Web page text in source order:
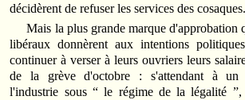
décidèrent de refuser les services des cosaques.
Mais la plus grande marque d'approbation
libéraux donnèrent aux intentions
continuer à verser à leurs ouvriers leurs
de la grève d'octobre : s'attendant à un
l'industrie sous “ le régime de la légalité